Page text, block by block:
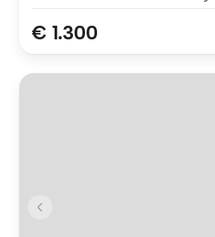
€ 1.300